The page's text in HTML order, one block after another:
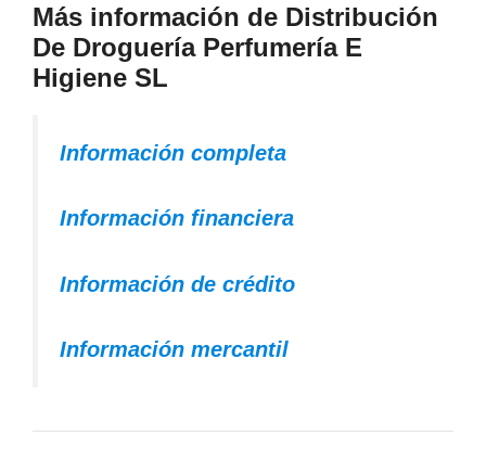
Más información de Distribución
De Droguería Perfumería E
Higiene SL
Información completa
Información financiera
Información de crédito
Información mercantil